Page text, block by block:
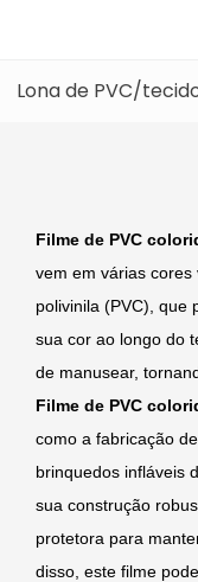
Lona de PVC/
Filme de PVC
vem em várias
polivinila (PVC), que
sua cor ao longo do
de manusear,
Filme de PVC
como a fabricação
brinquedos infláveis
sua construção
protetora para
disso, este filme